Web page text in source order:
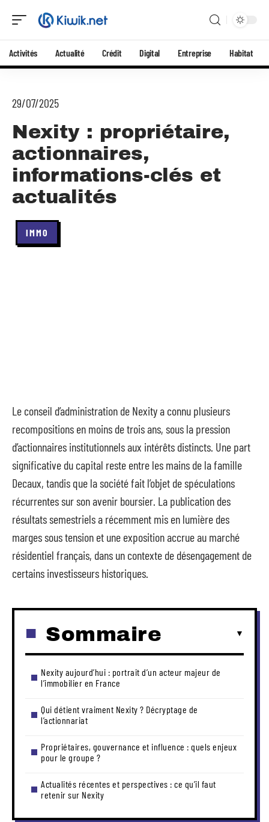
Activités Actualité Crédit Digital Entreprise Habitat
29/07/2025
Nexity : propriétaire,
actionnaires,
informations-clés et
actualités
IMMO
Le conseil d’administration de Nexity a connu plusieurs
recompositions en moins de trois ans, sous la pression
d’actionnaires institutionnels aux intérêts distincts. Une part
significative du capital reste entre les mains de la famille
Decaux, tandis que la société fait l’objet de spéculations
récurrentes sur son avenir boursier. La publication des
résultats semestriels a récemment mis en lumière des
marges sous tension et une exposition accrue au marché
résidentiel français, dans un contexte de désengagement de
certains investisseurs historiques.
Sommaire
Nexity aujourd’hui : portrait d’un acteur majeur de
l’immobilier en France
Qui détient vraiment Nexity ? Décryptage de
l’actionnariat
Propriétaires, gouvernance et influence : quels enjeux
pour le groupe ?
Actualités récentes et perspectives : ce qu’il faut
retenir sur Nexity